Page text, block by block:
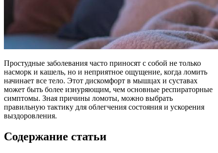
Простудные заболевания часто приносят с собой не только
насморк и кашель, но и неприятное ощущение, когда ломить
начинает все тело. Этот дискомфорт в мышцах и суставах
может быть более изнуряющим, чем основные респираторные
симптомы. Зная причины ломоты, можно выбрать
правильную тактику для облегчения состояния и ускорения
выздоровления.
Содержание статьи